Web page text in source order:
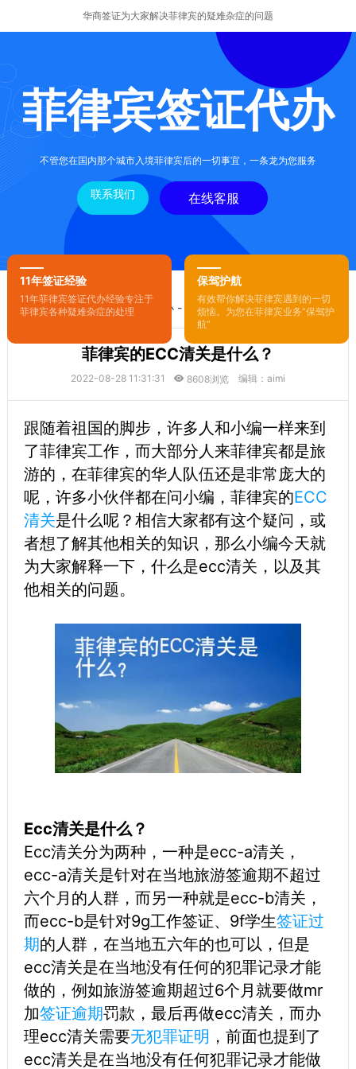
华商签证为大家解决菲律宾的疑难杂症的问题
菲律宾签证代办
不管您在国内那个城市入境菲律宾后的一切事宜，一条龙为您服务
联系我们 在线客服
11年签证经验
11年菲律宾签证代办经验专注于
菲律宾各种疑难杂症的处理
保驾护航
有效帮你解决菲律宾遇到的一切
烦恼。为您在菲律宾业务“保驾护
航”
您的位置：首页-菲律宾签证代办- 正文
菲律宾的ECC清关是什么？
2022-08-28 11:31:31 8608浏览 编辑：aimi
跟随着祖国的脚步，许多人和小编一样来到
了菲律宾工作，而大部分人来菲律宾都是旅
游的，在菲律宾的华人队伍还是非常庞大的
呢，许多小伙伴都在问小编，菲律宾的ECC
清关是什么呢？相信大家都有这个疑问，或
者想了解其他相关的知识，那么小编今天就
为大家解释一下，什么是ecc清关，以及其
他相关的问题。
Ecc清关是什么？
Ecc清关分为两种，一种是ecc-a清关，
ecc-a清关是针对在当地旅游签逾期不超过
六个月的人群，而另一种就是ecc-b清关，
而ecc-b是针对9g工作签证、9f学生签证过
期的人群，在当地五六年的也可以，但是
ecc清关是在当地没有任何的犯罪记录才能
做的，例如旅游签逾期超过6个月就要做mr
加签证逾期罚款，最后再做ecc清关，而办
理ecc清关需要无犯罪证明 ，前面也提到了
ecc清关是在当地没有任何犯罪记录才能做